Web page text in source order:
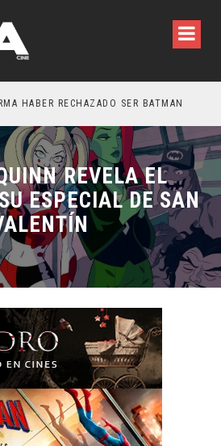
HABER RECHAZADO SER BATMAN
REVELA EL
ESPECIAL DE SAN